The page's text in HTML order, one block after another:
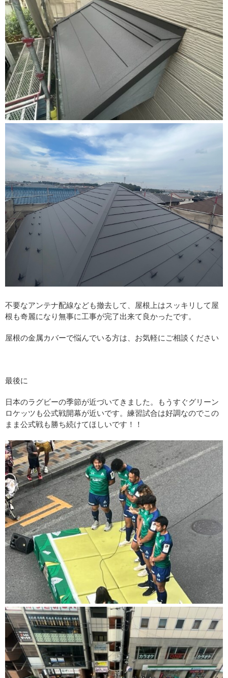
不要なアンテナ配線なども撤去して、屋根上はスッキリして屋
根も奇麗になり無事に工事が完了出来て良かったです。
屋根の金属カバーで悩んでいる方は、お気軽にご相談ください
最後に
日本のラグビーの季節が近づいてきました。もうすぐグリーン
ロケッツも公式戦開幕が近いです。練習試合は好調なのでこの
まま公式戦も勝ち続けてほしいです！！